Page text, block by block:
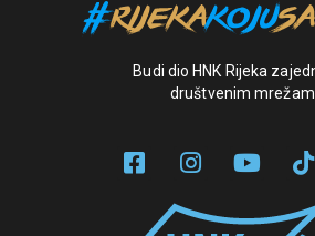
Budi dio HNK Rijeka
društvenim